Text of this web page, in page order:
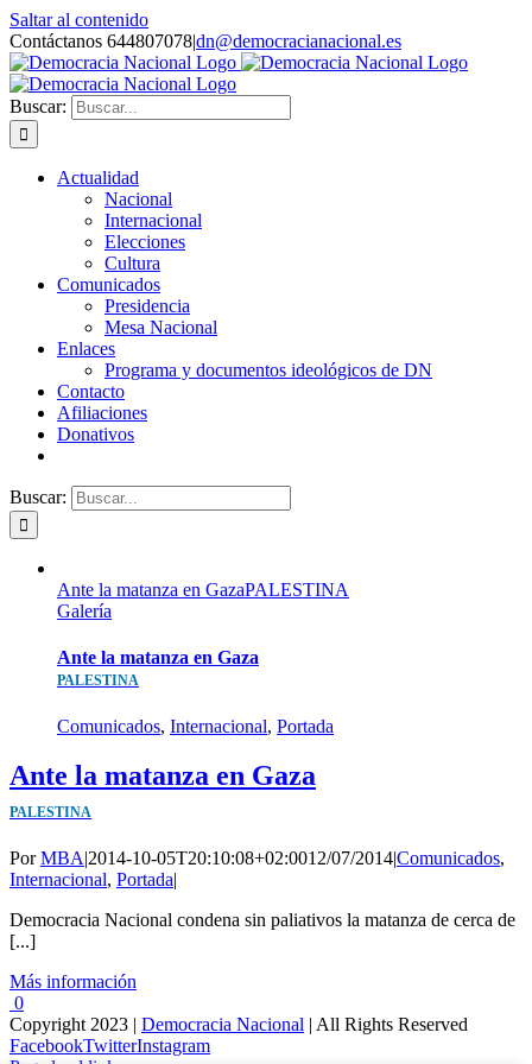
Saltar al contenido
Contáctanos 644807078|dn@democracianacional.es
Buscar:
Actualidad
Nacional
Internacional
Elecciones
Cultura
Comunicados
Presidencia
Mesa Nacional
Enlaces
Programa y documentos ideológicos de DN
Contacto
Afiliaciones
Donativos
Buscar:
Ante la matanza en GazaPALESTINA
Galería
Ante la matanza en Gaza
PALESTINA
Comunicados, Internacional, Portada
Ante la matanza en Gaza
PALESTINA
PorMBA|2014-10-05T20:10:08+02:0012/07/2014|Comunicados,
Internacional, Portada|
Democracia Nacional condena sin paliativos la matanza de cerca de
[...]
Más información
0
Copyright 2023 | Democracia Nacional | All Rights Reserved
FacebookTwitterInstagram